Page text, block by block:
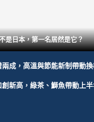
是日本，第一名居然是它？
成，高溫與節能新制帶動
創新高，綠茶、鰤魚帶動上